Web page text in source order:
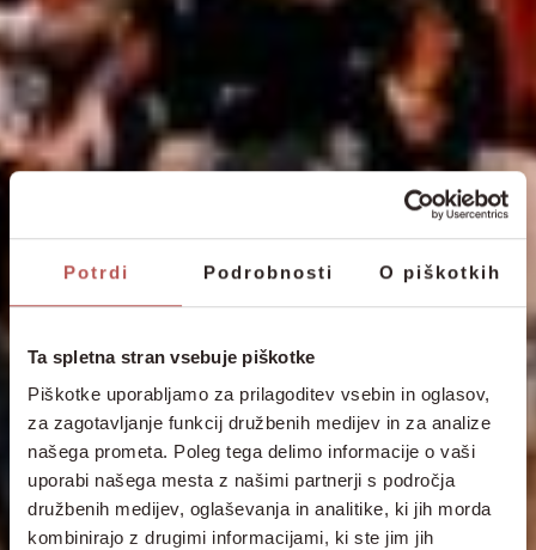
Potrdi Podrobnosti O piškotkih
Ta spletna stran vsebuje piškotke
Piškotke uporabljamo za prilagoditev vsebin in oglasov,
za zagotavljanje funkcij družbenih medijev in za analize
našega prometa. Poleg tega delimo informacije o vaši
uporabi našega mesta z našimi partnerji s področja
družbenih medijev, oglaševanja in analitike, ki jih morda
kombinirajo z drugimi informacijami, ki ste jim jih